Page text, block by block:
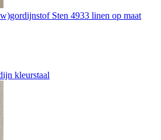
Sten 4933 linen op maat
kleurstaal